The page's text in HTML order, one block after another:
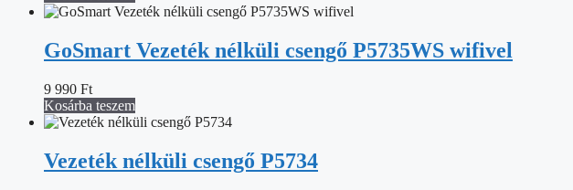
GoSmart Vezeték nélküli csengő P5735WS wifivel
9 990 Ft
Kosárba teszem
Vezeték nélküli csengő P5734